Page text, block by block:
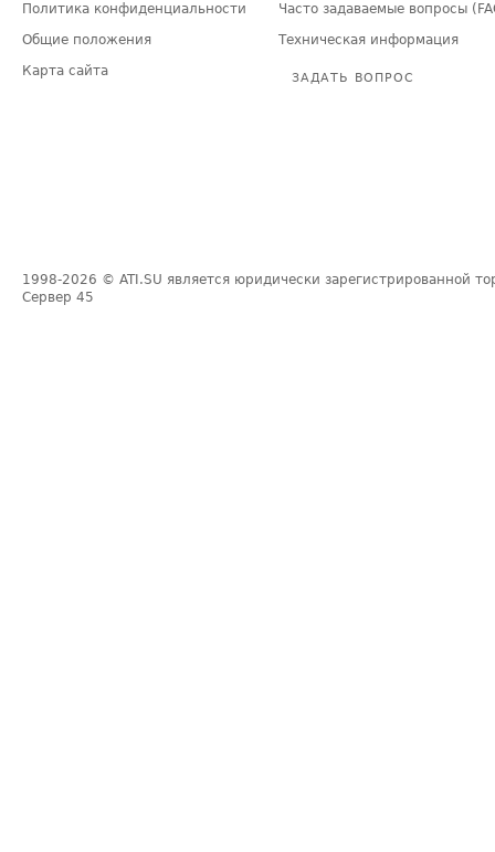
Политика конфиденциальности
Общие положения
Карта сайта
Часто задаваемые вопросы
Техническая информация
ЗАДАТЬ ВОПРОС
1998-2026 © ATI.SU является юридически зарегистрированной
Сервер 45